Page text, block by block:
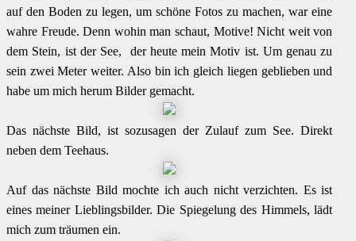
auf den Boden zu legen, um schöne Fotos zu machen, war eine
wahre Freude. Denn wohin man schaut, Motive! Nicht weit von
dem Stein, ist der See, der heute mein Motiv ist. Um genau zu
sein zwei Meter weiter. Also bin ich gleich liegen geblieben und
habe um mich herum Bilder gemacht.
Das nächste Bild, ist sozusagen der Zulauf zum See. Direkt
neben dem Teehaus.
Auf das nächste Bild mochte ich auch nicht verzichten. Es ist
eines meiner Lieblingsbilder. Die Spiegelung des Himmels, lädt
mich zum träumen ein.